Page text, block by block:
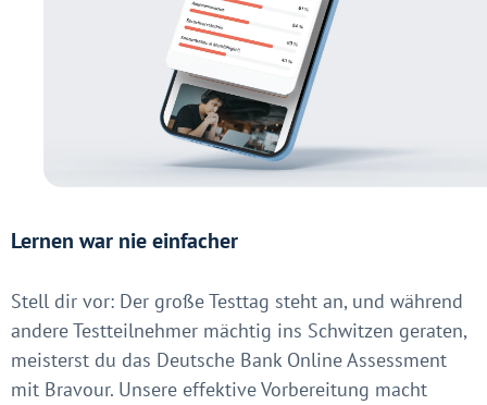
Lernen war nie einfacher
Stell dir vor: Der große Testtag steht an, und während
andere Testteilnehmer mächtig ins Schwitzen geraten,
meisterst du das Deutsche Bank Online Assessment
mit Bravour. Unsere effektive Vorbereitung macht